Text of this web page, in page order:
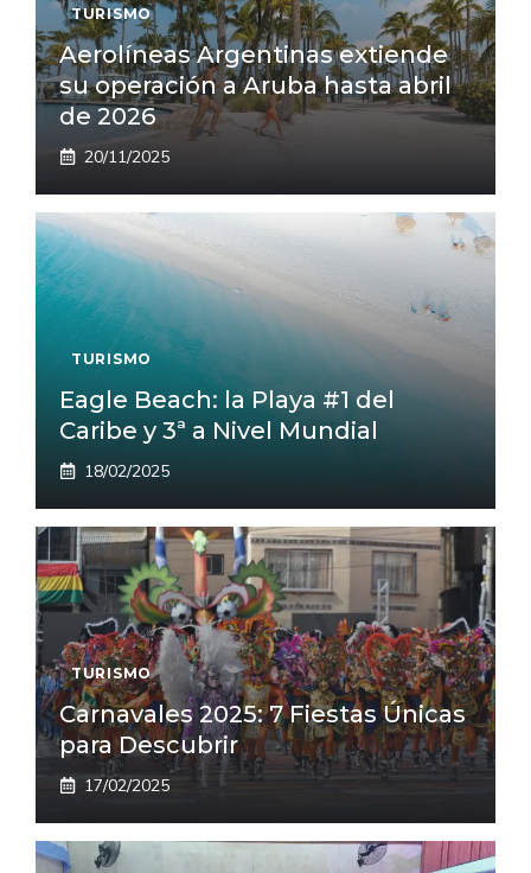
TURISMO
Aerolíneas Argentinas extiende
su operación a Aruba hasta abril
de 2026
20/11/2025
TURISMO
Eagle Beach: la Playa #1 del
Caribe y 3ª a Nivel Mundial
18/02/2025
TURISMO
Carnavales 2025: 7 Fiestas Únicas
para Descubrir
17/02/2025